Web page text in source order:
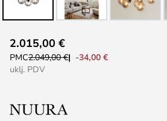
to
the
beginning
the
2.015,00 €
PMC2.049,00 €
-34,00 €
uklj. PDV